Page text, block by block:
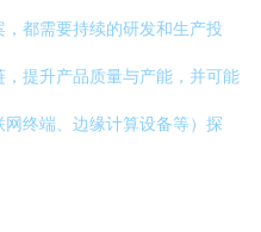
都需要持续的研发和生产投
提升产品质量与产能，并可能
终端、边缘计算设备等）探